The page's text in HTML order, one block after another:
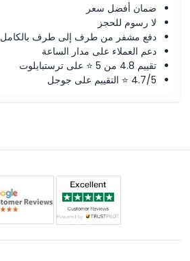
ضمان أفضل سعر
لا رسوم للحجز
دفع مشفر من طرف إلى طرف بالكامل
دعم العملاء على مدار الساعة
تقييم 4.8 من 5 ⭐ على ترستبايلوت
4.7/5 ⭐ التقييم على جوجل